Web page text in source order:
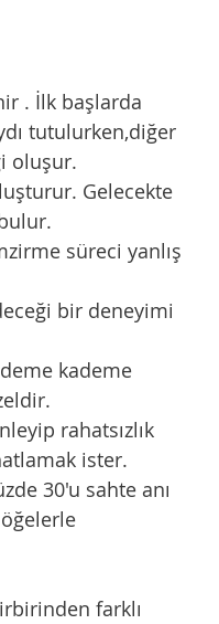
tutulurken,diğer
oluşur.
ister.